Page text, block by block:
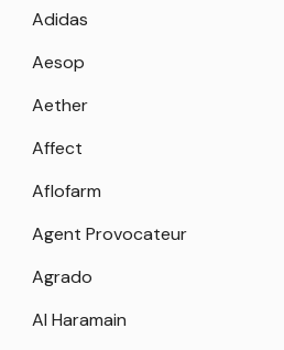
Adidas
Aesop
Aether
Affect
Aflofarm
Agent Provocateur
Agrado
Al Haramain